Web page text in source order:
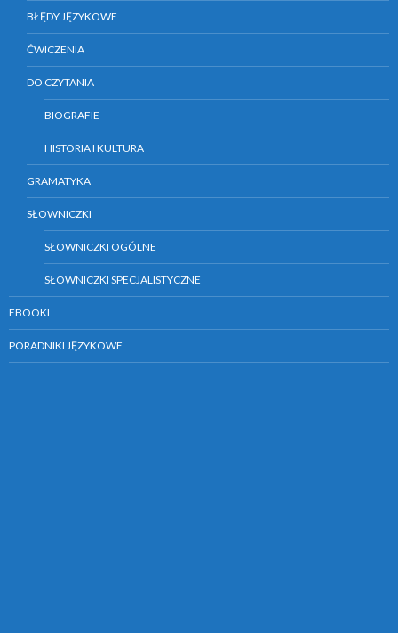
BŁĘDY JĘZYKOWE
ĆWICZENIA
DO CZYTANIA
BIOGRAFIE
HISTORIA I KULTURA
GRAMATYKA
SŁOWNICZKI
SŁOWNICZKI OGÓLNE
SŁOWNICZKI SPECJALISTYCZNE
EBOOKI
PORADNIKI JĘZYKOWE